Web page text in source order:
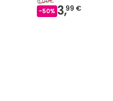
-50% 3,99 €